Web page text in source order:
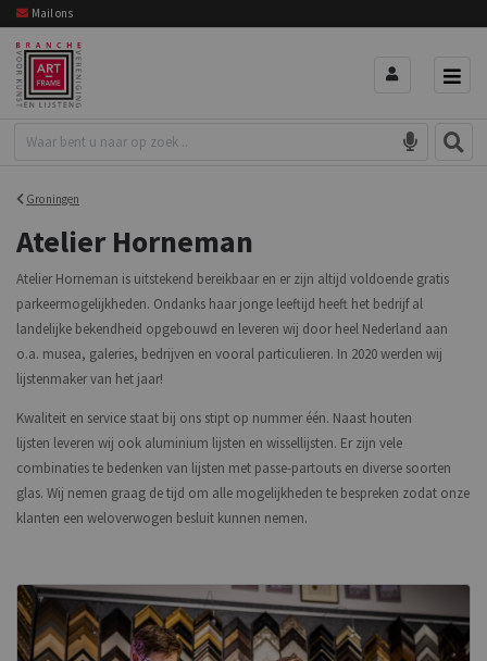
Mail ons
Groningen
Atelier Horneman
Atelier Horneman is uitstekend bereikbaar en er zijn altijd voldoende gratis
parkeermogelijkheden. Ondanks haar jonge leeftijd heeft het bedrijf al
landelijke bekendheid opgebouwd en leveren wij door heel Nederland aan
o.a. musea, galeries, bedrijven en vooral particulieren. In 2020 werden wij
lijstenmaker van het jaar!
Kwaliteit en service staat bij ons stipt op nummer één. Naast houten
lijsten leveren wij ook aluminium lijsten en wissellijsten. Er zijn vele
combinaties te bedenken van lijsten met passe-partouts en diverse soorten
glas. Wij nemen graag de tijd om alle mogelijkheden te bespreken zodat onze
klanten een weloverwogen besluit kunnen nemen.